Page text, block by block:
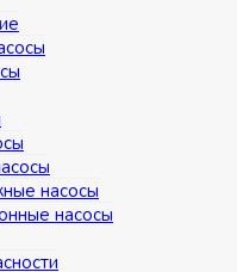
насосы
насосы